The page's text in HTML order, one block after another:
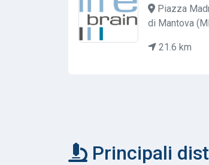
Piazza
di Mantova
21.6 km
Principali